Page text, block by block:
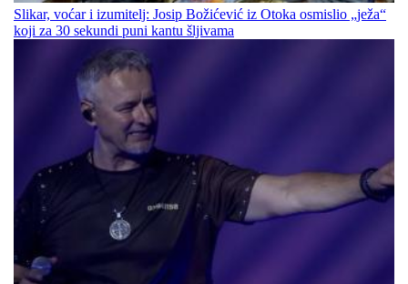
Slikar, voćar i izumitelj: Josip Božićević iz Otoka osmislio „ježa“
koji za 30 sekundi puni kantu šljivama